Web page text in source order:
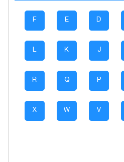
D
E
F
J
K
L
P
Q
R
V
W
X